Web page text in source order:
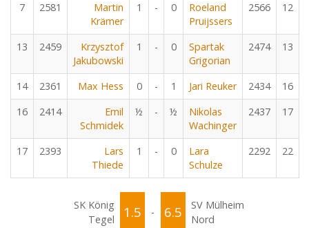
7 2581
Martin
Krämer
1 - 0
Roeland
Pruijssers
2566 12
13 2459
Krzysztof
Jakubowski
1 - 0
Spartak
Grigorian
2474 13
14 2361 Max Hess 0 - 1 Jari Reuker 2434
16
16
2414
Emil
Schmidek
½ - ½
Nikolas
Wachinger
2437 17
17 2393
Lars
Thiede
1 - 0
Lara
Schulze
2292 22
SK König
Tegel
1.5 - 6.5
SV Mülheim
Nord